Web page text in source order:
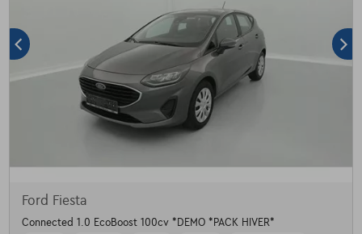
Ford Fiesta
Connected 1.0 EcoBoost 100cv *DEMO *PACK HIVER*